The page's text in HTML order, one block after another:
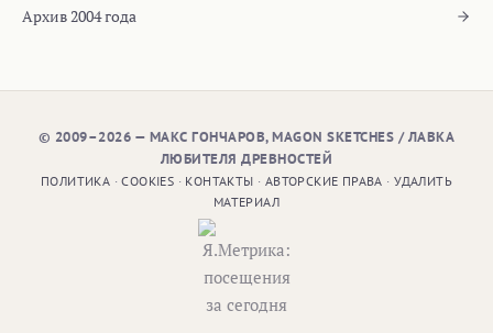
Архив 2004 года
© 2009–2026 — МАКС ГОНЧАРОВ, MAGON SKETCHES / ЛАВКА
ЛЮБИТЕЛЯ ДРЕВНОСТЕЙ
ПОЛИТИКА ·COOKIES · КОНТАКТЫ · АВТОРСКИЕ ПРАВА ·УДАЛИТЬ
МАТЕРИАЛ